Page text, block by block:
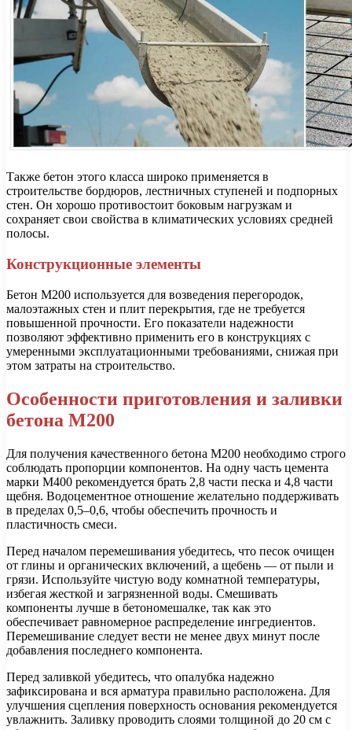
Также бетон этого класса широко применяется в
строительстве бордюров, лестничных ступеней и подпорных
стен. Он хорошо противостоит боковым нагрузкам и
сохраняет свои свойства в климатических условиях средней
полосы.
Конструкционные элементы
Бетон М200 используется для возведения перегородок,
малоэтажных стен и плит перекрытия, где не требуется
повышенной прочности. Его показатели надежности
позволяют эффективно применить его в конструкциях с
умеренными эксплуатационными требованиями, снижая при
этом затраты на строительство.
Особенности приготовления и заливки
бетона М200
Для получения качественного бетона М200 необходимо строго
соблюдать пропорции компонентов. На одну часть цемента
марки М400 рекомендуется брать 2,8 части песка и 4,8 части
щебня. Водоцементное отношение желательно поддерживать
в пределах 0,5–0,6, чтобы обеспечить прочность и
пластичность смеси.
Перед началом перемешивания убедитесь, что песок очищен
от глины и органических включений, а щебень — от пыли и
грязи. Используйте чистую воду комнатной температуры,
избегая жесткой и загрязненной воды. Смешивать
компоненты лучше в бетономешалке, так как это
обеспечивает равномерное распределение ингредиентов.
Перемешивание следует вести не менее двух минут после
добавления последнего компонента.
Перед заливкой убедитесь, что опалубка надежно
зафиксирована и вся арматура правильно расположена. Для
улучшения сцепления поверхность основания рекомендуется
увлажнить. Заливку проводить слоями толщиной до 20 см с